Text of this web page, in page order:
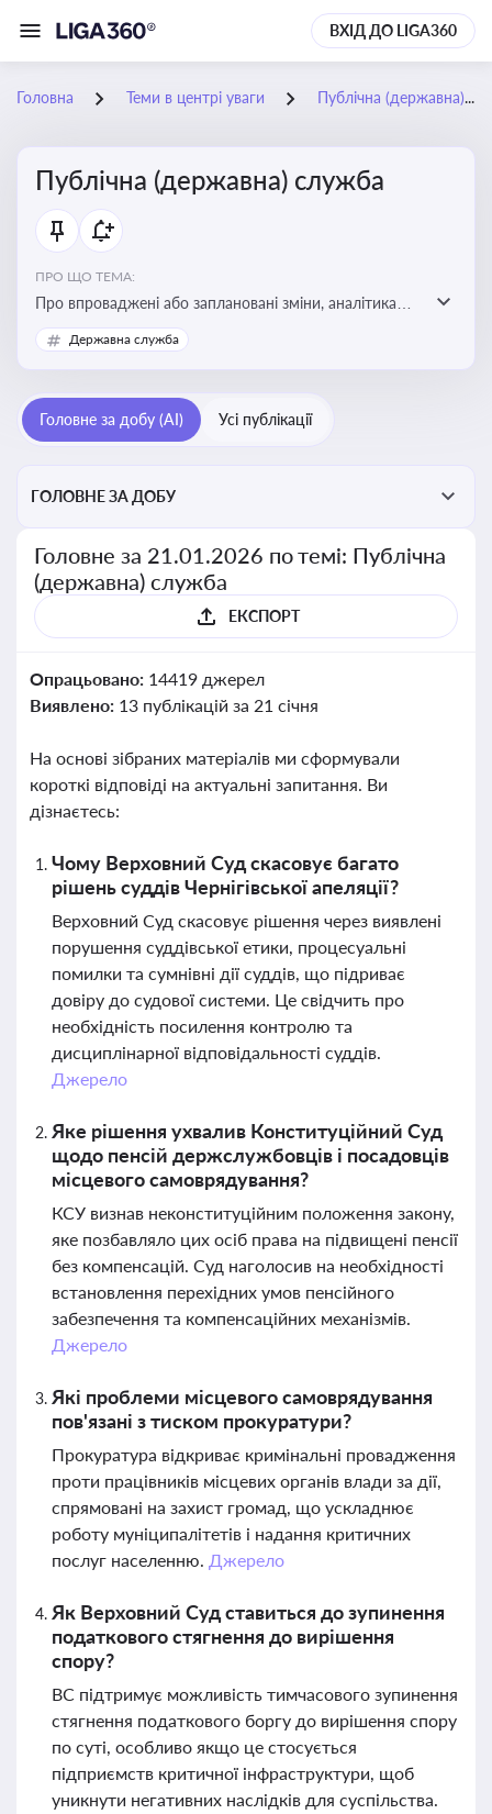
ВХІД ДО LIGA360
Головна Теми в центрі уваги Публічна (державна) служба
Публічна (державна) служба
ПРО ЩО ТЕМА:
Про впроваджені або заплановані зміни, аналітика
судової практики щодо держслужби, оцінка ризиків
для посадовців, вплив новацій на організаційну
дотримання етичних стандартів
Державна служба
Головне за добу (AI) Усі публікації
ГОЛОВНЕ ЗА ДОБУ
Головне за 21.01.2026 по темі: Публічна
(державна) служба
ЕКСПОРТ
Опрацьовано: 14419 джерел
Виявлено: 13 публікацій за 21 січня
На основі зібраних матеріалів ми сформували
короткі відповіді на актуальні запитання. Ви
дізнаєтесь:
Чому Верховний Суд скасовує багато
рішень суддів Чернігівської апеляції?
Верховний Суд скасовує рішення через виявлені
порушення суддівської етики, процесуальні
помилки та сумнівні дії суддів, що підриває
довіру до судової системи. Це свідчить про
необхідність посилення контролю та
дисциплінарної відповідальності суддів.
Джерело
Яке рішення ухвалив Конституційний Суд
щодо пенсій держслужбовців і посадовців
місцевого самоврядування?
КСУ визнав неконституційним положення закону,
яке позбавляло цих осіб права на підвищені пенсії
без компенсацій. Суд наголосив на необхідності
встановлення перехідних умов пенсійного
забезпечення та компенсаційних механізмів.
Джерело
Які проблеми місцевого самоврядування
пов'язані з тиском прокуратури?
Прокуратура відкриває кримінальні провадження
проти працівників місцевих органів влади за дії,
спрямовані на захист громад, що ускладнює
роботу муніципалітетів і надання критичних
послуг населенню. Джерело
Як Верховний Суд ставиться до зупинення
податкового стягнення до вирішення
спору?
ВС підтримує можливість тимчасового зупинення
стягнення податкового боргу до вирішення спору
по суті, особливо якщо це стосується
підприємств критичної інфраструктури, щоб
уникнути негативних наслідків для суспільства.